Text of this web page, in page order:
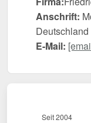
Anschrift:
Deutschland
E-Mail:
Seit 2004